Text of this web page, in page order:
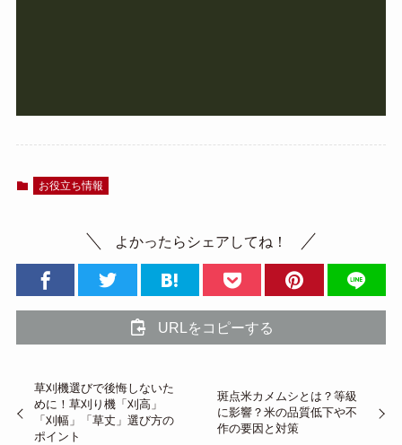
お役立ち情報
よかったらシェアしてね！
URLをコピーする
草刈機選びで後悔しないた
めに！草刈り機「刈高」
「刈幅」「草丈」選び方の
ポイント
斑点米カメムシとは？等級
に影響？米の品質低下や不
作の要因と対策